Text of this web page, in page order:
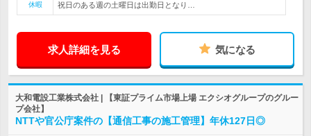
休暇
祝日のある週の土曜日は出勤日となり…
求人詳細を見る 気になる
大和電設工業株式会社 | 【東証プライム市場上場 エクシオグループのグルー
プ会社】
NTTや官公庁案件の【通信工事の施工管理】年休127日◎